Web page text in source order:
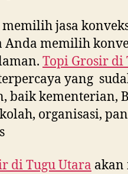
memilih jasa
Anda memilih
Topi Grosir di
yang
baik kementerian,
organisasi,
diTugu Utara akan